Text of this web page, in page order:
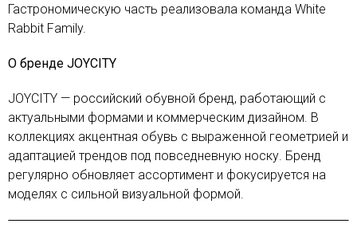
Гастрономическую часть реализовала команда White
Rabbit Family.
О бренде JOYCITY
JOYCITY — российский обувной бренд, работающий с
актуальными формами и коммерческим дизайном. В
коллекциях акцентная обувь с выраженной геометрией и
адаптацией трендов под повседневную носку. Бренд
регулярно обновляет ассортимент и фокусируется на
моделях с сильной визуальной формой.